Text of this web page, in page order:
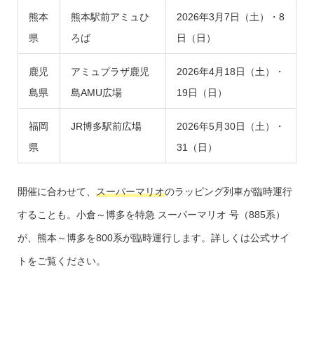
熊本
県
熊本駅前アミュひ
ろば
2026年3月7日（土）・8
日（日）
鹿児
島県
アミュプラザ鹿児
島AMU広場
2026年4月18日（土）・
19日（日）
福岡
県
JR博多駅前広場
2026年5月30日（土）・
31（日）
開催に合わせて、 スーパーマリオのラッピング列車が臨時運行
することも。小倉～博多を特急 スーパーマリオ 号（885系）
が、熊本～博多を800系が臨時運行します。詳しくは公式サイ
トをご覧ください。